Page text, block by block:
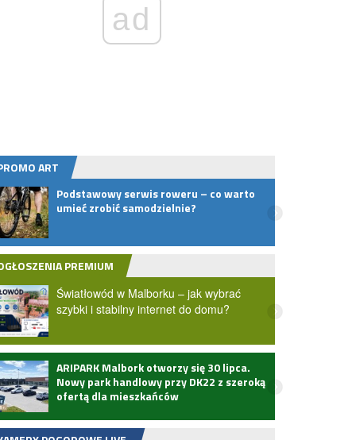
ad
ART
Podstawowy serwis roweru – co warto
umieć zrobić samodzielnie?
PREMIUM
Światłowód w Malborku – jak wybrać
szybki i stabilny internet do domu?
ARIPARK Malbork otworzy się 30 lipca.
Nowy park handlowy przy DK22 z szeroką
ofertą dla mieszkańców